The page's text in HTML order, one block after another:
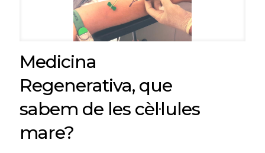
Medicina
Regenerativa, que
sabem de les cèl·lules
mare?